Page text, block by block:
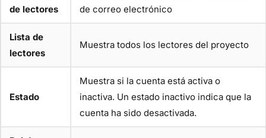
de lectores
de correo electrónico
Lista de
lectores
Muestra todos los lectores del proyecto
Estado
Muestra si la cuenta está activa o
inactiva. Un estado inactivo indica que la
cuenta ha sido desactivada.